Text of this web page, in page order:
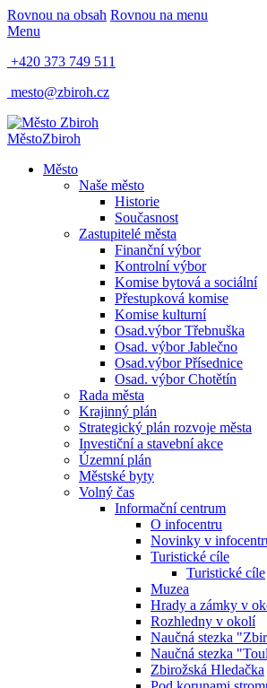
Rovnou na obsah Rovnou na menu
Menu
+420 373 749 511
mesto@zbiroh.cz
MěstoZbiroh
Město
Naše město
Historie
Současnost
Zastupitelé města
Finanční výbor
Kontrolní výbor
Komise bytová a sociální
Přestupková komise
Komise kulturní
Osad.výbor Třebnuška
Osad. výbor Jablečno
Osad.výbor Přísednice
Osad. výbor Chotětín
Rada města
Krajinný plán
Strategický plán rozvoje města
Investiční a stavební akce
Územní plán
Městské byty
Volný čas
Informační centrum
O infocentru
Novinky v
Turistické cíle
Turistické cíle
Muzea
Hrady a zámky v
Rozhledny v okolí
Naučná stezka
Naučná stezka
Zbirožská Hledačka